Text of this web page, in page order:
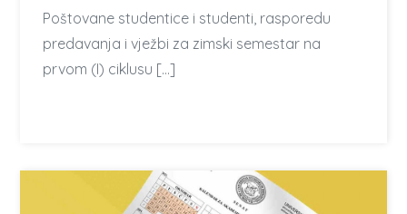
Poštovane studentice i studenti, rasporedu
predavanja i vježbi za zimski semestar na
prvom (I) ciklusu […]